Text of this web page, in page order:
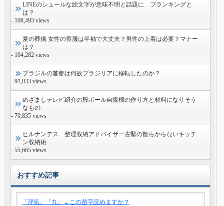
LINEのシュールな絵文字が意味不明と話題に プランキングと
は？
- 108,493 views
夏の葬儀 女性の喪服は半袖で大丈夫？男性の上着は必要？マナー
は？
- 104,282 views
ブラジルの首都は何故ブラジリアに移転したのか？
- 91,033 views
めざましテレビ紹介の段ボール自販機の作り方と材料になりそう
なもの
- 70,835 views
ヒルナンデス 整理収納アドバイザー古堅の散らからないキッチ
ン収納術
- 55,665 views
おすすめ記事
「浮気」「九」←この苗字読めますか？